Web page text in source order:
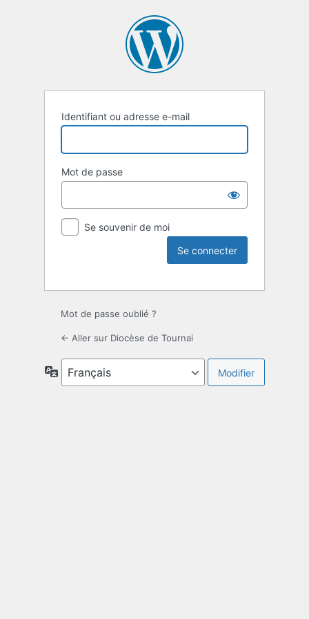
Identifiant ou adresse e-mail
Mot de passe
Se souvenir de moi
Mot de passe oublié ?
← Aller sur Diocèse de Tournai
Langue